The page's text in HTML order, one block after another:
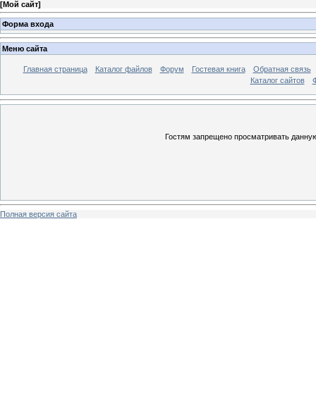
[Мой сайт]
Форма входа
Меню сайта
Главная страница Каталог файлов Форум Гостевая книга
Обратная связь
Каталог сайтов
Гостям запрещено просматривать
Полная версия сайта